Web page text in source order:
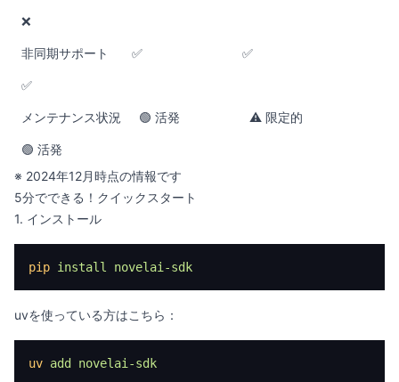
❌
非同期サポート ✅ ✅
✅
メンテナンス状況 🟢 活発 ⚠️ 限定的
🟢 活発
※ 2024年12月時点の情報です
5分でできる！クイックスタート
1. インストール
pip install novelai-sdk
uvを使っている方はこちら：
uv add novelai-sdk